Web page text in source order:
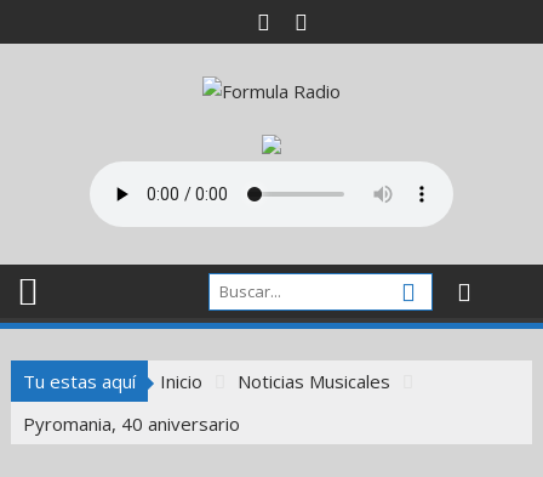
al
Tu estas aquí Inicio
Noticias Musicales
Pyromania, 40 aniversario